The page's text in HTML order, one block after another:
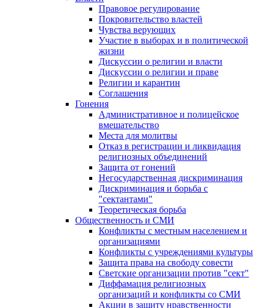
Правовое регулирование
Покровительство властей
Чувства верующих
Участие в выборах и в политической
жизни
Дискуссии о религии и власти
Дискуссии о религии и праве
Религии и карантин
Соглашения
Гонения
Административное и полицейское
вмешательство
Места для молитвы
Отказ в регистрации и ликвидация
религиозных объединений
Защита от гонений
Негосударственная дискриминация
Дискриминация и борьба с
"сектантами"
Теоретическая борьба
Общественность и СМИ
Конфликты с местным населением и
организациями
Конфликты с учреждениями культуры
Защита права на свободу совести
Светские организации против "сект"
Диффамация религиозных
организаций и конфликты со СМИ
Акции в защиту нравственности